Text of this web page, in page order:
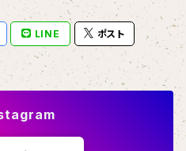
LINE ポスト